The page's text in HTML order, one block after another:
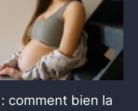
comment bien la